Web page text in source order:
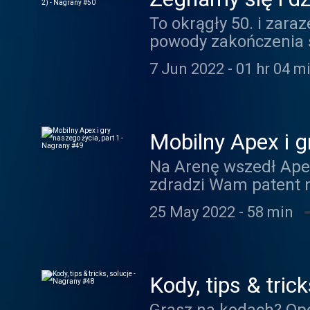
#50
To okrągły 50. i
powody
wątku gier naszego
Papers, Please;
kierujemy w stronę
Przywitaliśmy nową
zajawkach i
Wojtka możecie
https://yeswas.pl
7 Jun 2022 - 01 hr 04
Mobilny Apex i
Na Arenę wszedł
zdradzi Wam patent
naszego życia.
których nie mieliśmy
Wejdź na https://
miesięcznie możesz
25 May 2022 - 58 min
Kody, tips &